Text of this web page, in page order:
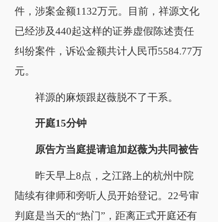
件，涉案金额1132万元。目前，祥源文化
已经涉及440起这样的证券虚假陈述责任
纠纷案件，诉讼金额共计人民币5584.77万
元。
祥源的麻烦跟赵薇脱不了干系。
开庭15分钟
原告方当庭提请追加赵薇为共同被告
昨天早上8点，之江路上的杭州中院
陆续有律师和旁听人员开始登记。22号审
判庭是当天的“热门”，距离正式开庭还有